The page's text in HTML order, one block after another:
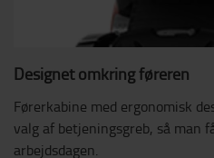
Designet omkring føreren
Førerkabine med ergonomisk
valg af betjeningsgreb, så man
arbejdsdagen.